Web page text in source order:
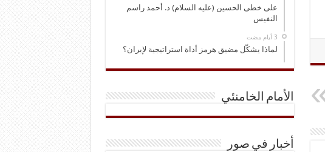
على خطى الحسين (عليه السلام) د. أحمد راسم
النفيس
لماذا يشكّل مضيق هرمز أداة استراتيجية لإيران؟
الأمام الخامنئي
أخبار في صور